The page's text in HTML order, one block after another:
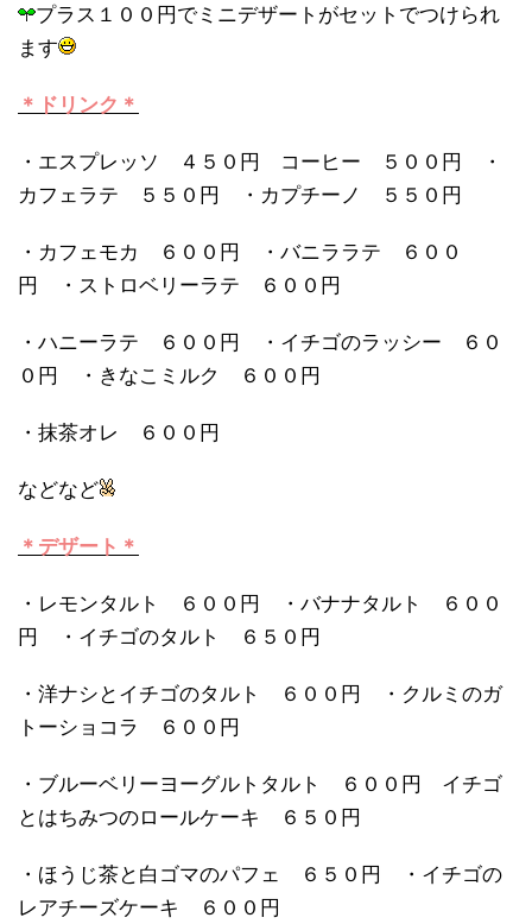
プラス１００円でミニデザートがセットでつけられ
ます
＊ドリンク＊
・エスプレッソ ４５０円 コーヒー ５００円 ・
カフェラテ ５５０円 ・カプチーノ ５５０円
・カフェモカ ６００円 ・バニララテ ６００
円 ・ストロベリーラテ ６００円
・ハニーラテ ６００円 ・イチゴのラッシー ６０
０円 ・きなこミルク ６００円
・抹茶オレ ６００円
などなど
＊デザート＊
・レモンタルト ６００円 ・バナナタルト ６００
円 ・イチゴのタルト ６５０円
・洋ナシとイチゴのタルト ６００円 ・クルミのガ
トーショコラ ６００円
・ブルーベリーヨーグルトタルト ６００円 イチゴ
とはちみつのロールケーキ ６５０円
・ほうじ茶と白ゴマのパフェ ６５０円 ・イチゴの
レアチーズケーキ ６００円